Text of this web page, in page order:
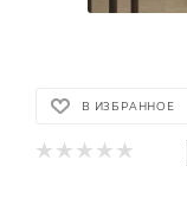
В ИЗБРАННОЕ